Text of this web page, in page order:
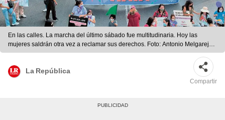
En las calles. La marcha del último sábado fue multitudinaria. Hoy las
mujeres saldrán otra vez a reclamar sus derechos. Foto: Antonio Melgarejo/
La República
La República
Compartir